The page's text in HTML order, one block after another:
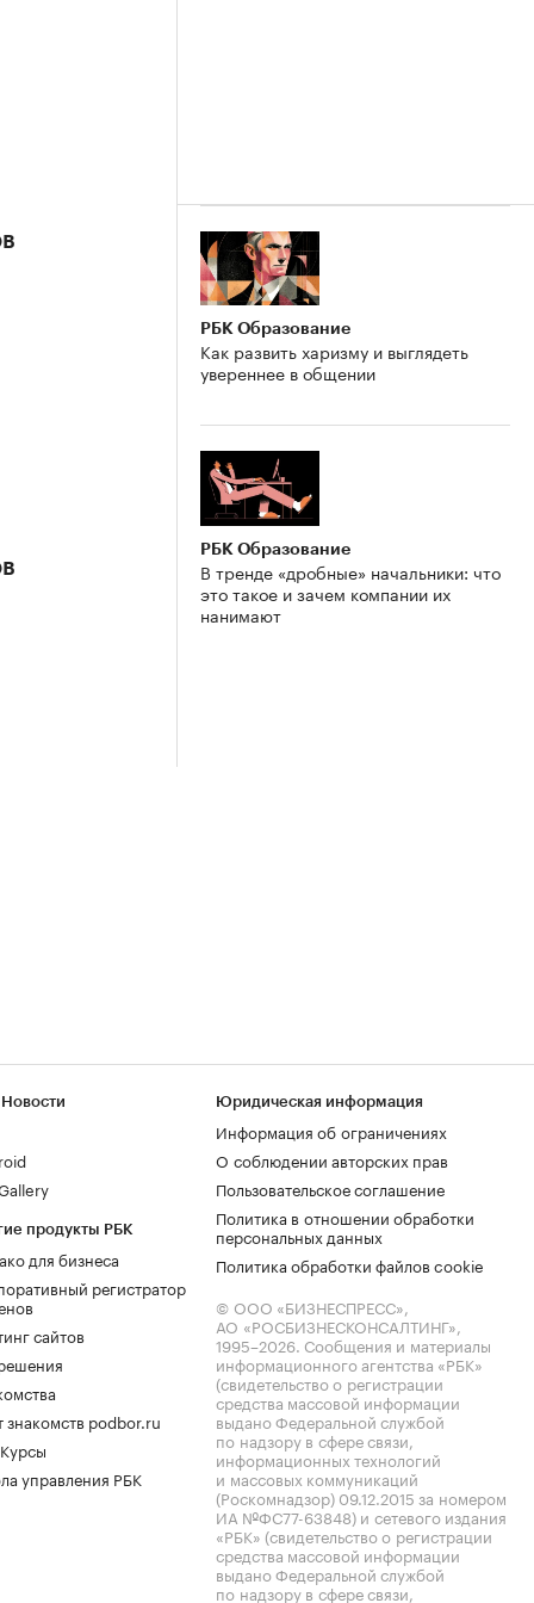
РБК Образование
Как развить харизму и выглядеть
увереннее в общении
РБК Образование
В тренде «дробные» начальники: что
это такое и зачем компании их
нанимают
продукты РБК
для бизнеса
регистратор
сайтов
знакомств podbor.ru
управления РБК
Юридическая информация
Информация об ограничениях
О соблюдении авторских прав
Пользовательское соглашение
Политика в отношении обработки
персональных данных
Политика обработки файлов cookie
© ООО «БИЗНЕСПРЕСС»,
АО «РОСБИЗНЕСКОНСАЛТИНГ»,
1995–2026. Сообщения и материалы
информационного агентства «РБК»
(свидетельство о регистрации
средства массовой информации
выдано Федеральной службой
по надзору в сфере связи,
информационных технологий
и массовых коммуникаций
(Роскомнадзор) 09.12.2015 за номером
ИА №ФС77-63848) и сетевого издания
«РБК» (свидетельство о регистрации
средства массовой информации
выдано Федеральной службой
по надзору в сфере связи,